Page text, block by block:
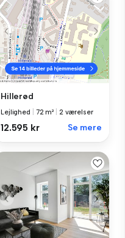
Hillerød
Lejlighed 72 m² 2 værelser
12.595 kr Se mere